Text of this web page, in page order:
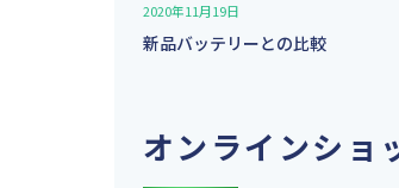
2020年11月19日
新品バッテリーとの比較
オンラインショ